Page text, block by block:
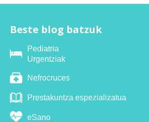
Beste blog batzuk
Pediatria
Urgentziak
Nefrocruces
Prestakuntza espezializatua
eSano